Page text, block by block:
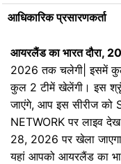
आधिकारिक प्रसारणकर्ता
आयरलैंड का भारत दौरा,
2026 तक चलेगी| इसमें
कुल 2 टीमें खेलेंगी। इस
जाएंगे, आप इस सीरीज को
NETWORK पर लाइव
28, 2026 पर खेला
यहां आपको आयरलैंड का